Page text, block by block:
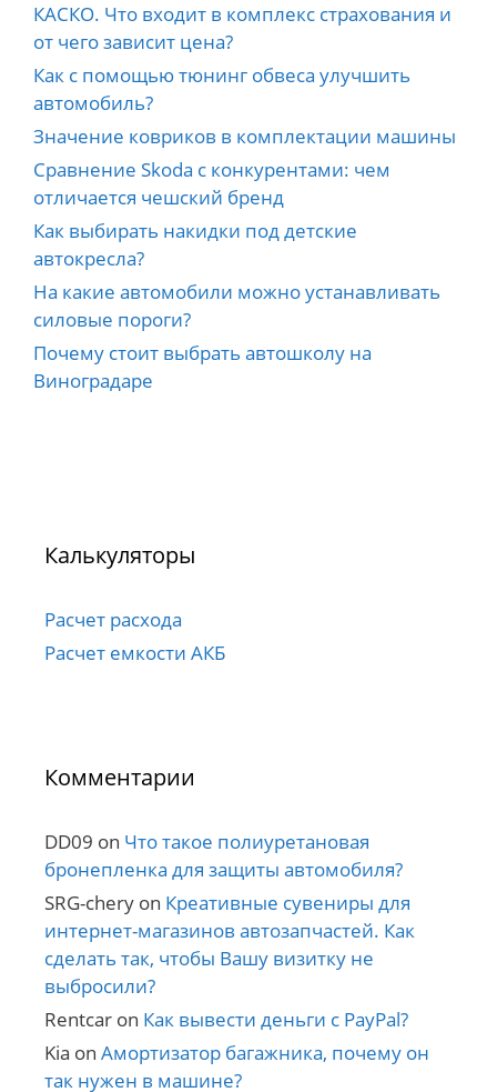
КАСКО. Что входит в комплекс страхования и
от чего зависит цена?
Как с помощью тюнинг обвеса улучшить
автомобиль?
Значение ковриков в комплектации машины
Сравнение Skoda с конкурентами: чем
отличается чешский бренд
Как выбирать накидки под детские
автокресла?
На какие автомобили можно устанавливать
силовые пороги?
Почему стоит выбрать автошколу на
Виноградаре
Калькуляторы
Расчет расхода
Расчет емкости АКБ
Комментарии
DD09 on Что такое полиуретановая
бронепленка для защиты автомобиля?
SRG-chery on Креативные сувениры для
интернет-магазинов автозапчастей. Как
сделать так, чтобы Вашу визитку не
выбросили?
Rentcar on Как вывести деньги с PayPal?
Kia on Амортизатор багажника, почему он
так нужен в машине?